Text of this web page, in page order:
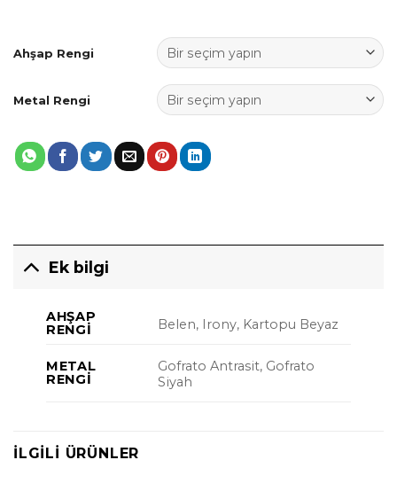
Ahşap Rengi
Metal Rengi
Ek bilgi
AHŞAP
RENGI
Belen, Irony, Kartopu Beyaz
METAL
RENGI
Gofrato Antrasit, Gofrato
Siyah
İLGILI ÜRÜNLER